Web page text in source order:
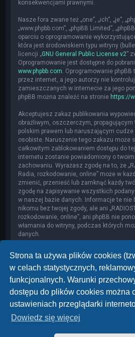
Strona ta używa plików cookies
w celach statystycznych,
funkcjonalnych. Warunki
dostępu do plików cookies można
ustawieniach przeglądarki
Dowiedz się więcej
konsekwencjami prawnymi.
Nasze fora zwane też „one”, „ich”, „je”,
„www.phpbb.com”, „phpBB Limited”,
oparciu o oprogramowanie
która jest środowiskiem typu witryny
licencji „GNU General Public License v2”
Oprogramowanie jest dostępne do
www.phpbb.com . Oprogramowanie
przez internet, a jego autorzy nie
zamieszczanych w internecie za jego
phpBB można znaleźć na stronie https://
Akceptujesz zakaz publikowania
obraźliwym, oszczerczym,
polskim prawem lub naruszającym cudze
osobiste. Naruszenie tego zakazu może
całkowitym zablokowaniem dostępu do
internetu zostanie powiadomiony o twoim
zachowaniu. Wyrażasz zgodę na to, że
Radia, rozkodowanie, online” może w
zmienić, przenieść lub zamknąć każdy
zgodę na zapisywanie wszystkich
w naszej bazie danych. Informacje te nie
nikomu bez twojej zgody, ale ani
rozkodowanie, online”, ani phpBB nie
włamania do witryny, podczas których
danych.
Strona główna